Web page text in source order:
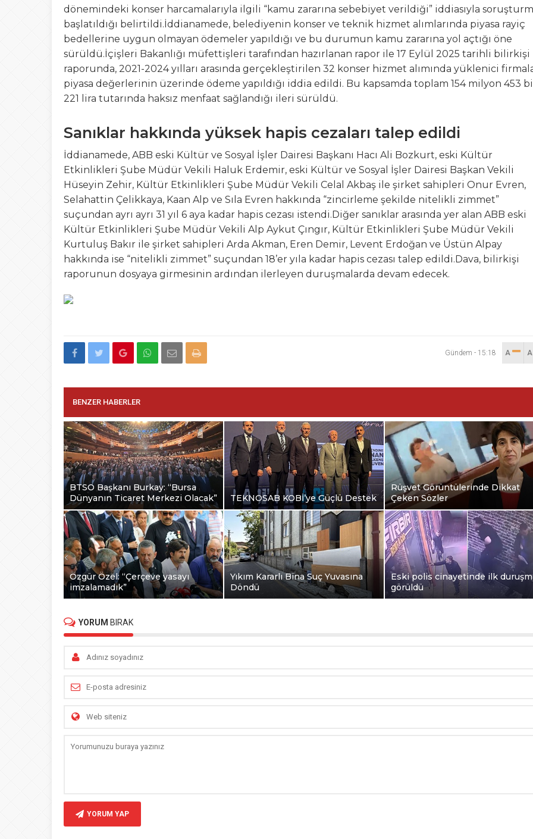
dönemindeki konser harcamalarıyla ilgili “kamu zararına sebebiyet verildiği” iddiasıyla
başlatıldığı belirtildi.İddianamede, belediyenin konser ve teknik hizmet alımlarında piyasa rayiç
bedellerine uygun olmayan ödemeler yapıldığı ve bu durumun kamu zararına yol açtığı öne
sürüldü.İçişleri Bakanlığı müfettişleri tarafından hazırlanan rapor ile 17 Eylül 2025 tarihli bilirkişi
raporunda, 2021-2024 yılları arasında gerçekleştirilen 32 konser hizmet alımında yüklenici
piyasa değerlerinin üzerinde ödeme yapıldığı iddia edildi. Bu kapsamda toplam 154 milyon 453
221 lira tutarında haksız menfaat sağlandığı ileri sürüldü.
Sanıklar hakkında yüksek hapis cezaları talep edildi
İddianamede, ABB eski Kültür ve Sosyal İşler Dairesi Başkanı Hacı Ali Bozkurt, eski Kültür
Etkinlikleri Şube Müdür Vekili Haluk Erdemir, eski Kültür ve Sosyal İşler Dairesi Başkan Vekili
Hüseyin Zehir, Kültür Etkinlikleri Şube Müdür Vekili Celal Akbaş ile şirket sahipleri Onur Evren,
Selahattin Çelikkaya, Kaan Alp ve Sıla Evren hakkında “zincirleme şekilde nitelikli zimmet”
suçundan ayrı ayrı 31 yıl 6 aya kadar hapis cezası istendi.Diğer sanıklar arasında yer alan ABB eski
Kültür Etkinlikleri Şube Müdür Vekili Alp Aykut Çıngır, Kültür Etkinlikleri Şube Müdür Vekili
Kurtuluş Bakır ile şirket sahipleri Arda Akman, Eren Demir, Levent Erdoğan ve Üstün Alpay
hakkında ise “nitelikli zimmet” suçundan 18’er yıla kadar hapis cezası talep edildi.Dava, bilirkişi
raporunun dosyaya girmesinin ardından ilerleyen duruşmalarda devam edecek.
Gündem - 15:18 A
BENZER HABERLER
BTSO Başkanı Burkay: “Bursa
Dünyanın Ticaret Merkezi Olacak”
TEKNOSAB KOBİ’ye Güçlü Destek
Rüşvet Görüntülerinde Dikkat
Çeken Sözler
Özgür Özel: “Çerçeve yasayı
imzalamadık”
Yıkım Kararlı Bina Suç Yuvasına
Döndü
Eski polis cinayetinde ilk
görüldü
YORUM BIRAK
YORUM YAP